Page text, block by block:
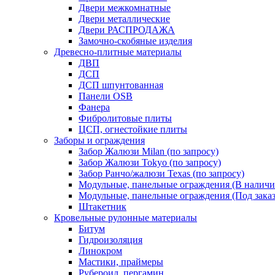
Двери межкомнатные
Двери металлические
Двери РАСПРОДАЖА
Замочно-скобяные изделия
Древесно-плитные материалы
ДВП
ДСП
ДСП шпунтованная
Панели OSB
Фанера
Фибролитовые плиты
ЦСП, огнестойкие плиты
Заборы и ограждения
Забор Жалюзи Milan (по запросу)
Забор Жалюзи Tokyo (по запросу)
Забор Ранчо/жалюзи Texas (по запросу)
Модульные, панельные ограждения (В
Модульные, панельные ограждения (Под
Штакетник
Кровельные рулонные материалы
Битум
Гидроизоляция
Линокром
Мастики, праймеры
Рубероид, пергамин